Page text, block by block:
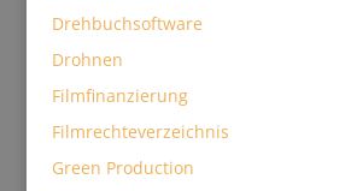
Drehbuchsoftware
Drohnen
Filmfinanzierung
Filmrechteverzeichnis
Green Production